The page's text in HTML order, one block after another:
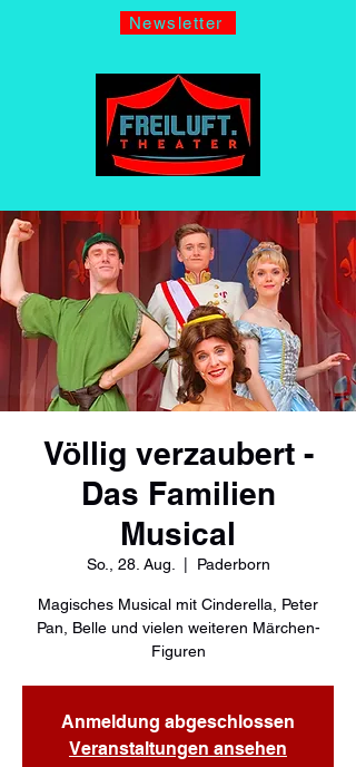
Newsletter
Völlig verzaubert -
Das Familien
Musical
So., 28. Aug. Paderborn
Magisches Musical mit Cinderella, Peter
Pan, Belle und vielen weiteren Märchen-
Figuren
Anmeldung abgeschlossen
Veranstaltungen ansehen